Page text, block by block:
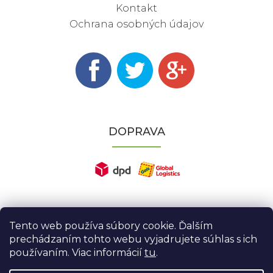
Tento web používa súbory cookie. Ďalším
prechádzaním tohto webu vyjadrujete súhlas s ich
používaním. Viac informácií tu.
Kontakt
Ochrana osobných údajov
DOPRAVA